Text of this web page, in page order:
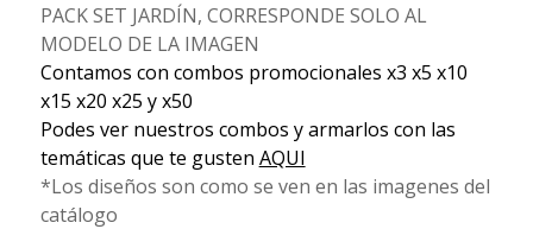
PACK SET JARDÍN, CORRESPONDE SOLO AL
MODELO DE LA IMAGEN
Contamos con combos promocionales x3 x5 x10
x15 x20 x25 y x50
Podes ver nuestros combos y armarlos con las
temáticas que te gusten AQUI
*Los diseños son como se ven en las imagenes del
catálogo